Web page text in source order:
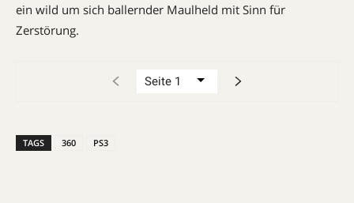
ein wild um sich ballernder Maulheld mit Sinn für
Zerstörung.
TAGS 360 PS3